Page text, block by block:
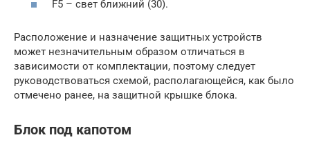
F5 – свет ближний (30).
Расположение и назначение защитных устройств
может незначительным образом отличаться в
зависимости от комплектации, поэтому следует
руководствоваться схемой, располагающейся, как было
отмечено ранее, на защитной крышке блока.
Блок под капотом